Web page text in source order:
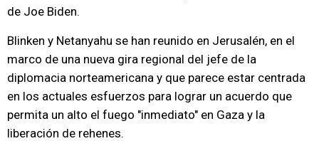
de Joe Biden.
Blinken y Netanyahu se han reunido en Jerusalén, en el
marco de una nueva gira regional del jefe de la
diplomacia norteamericana y que parece estar centrada
en los actuales esfuerzos para lograr un acuerdo que
permita un alto el fuego "inmediato" en Gaza y la
liberación de rehenes.